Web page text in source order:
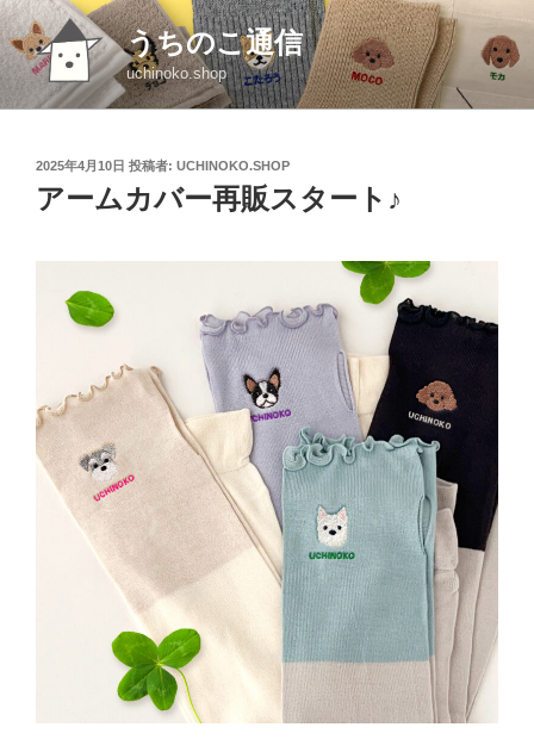
コ
ン
テ
ン
うちのこ通信
uchinoko.shop
投
稿
日:
2025年4月10日 投稿者: UCHINOKO.SHOP
アームカバー再販スタート♪